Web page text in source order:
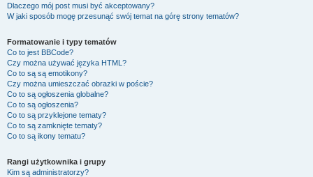
Dlaczego mój post musi być akceptowany?
W jaki sposób mogę przesunąć swój temat na górę strony tematów?
Formatowanie i typy tematów
Co to jest BBCode?
Czy można używać języka HTML?
Co to są są emotikony?
Czy można umieszczać obrazki w poście?
Co to są ogłoszenia globalne?
Co to są ogłoszenia?
Co to są przyklejone tematy?
Co to są zamknięte tematy?
Co to są ikony tematu?
Rangi użytkownika i grupy
Kim są administratorzy?